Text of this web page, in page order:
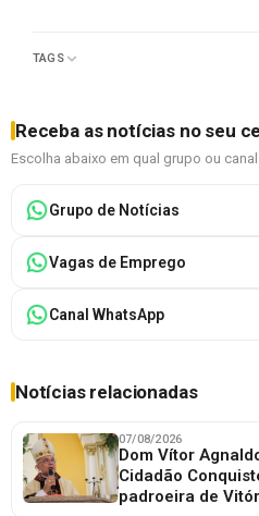
TAGS
Receba as notícias no seu
Escolha abaixo em qual grupo ou
Grupo de Notícias
Vagas de Emprego
Canal WhatsApp
Notícias relacionadas
07/08/2026
Dom Vítor
Cidadão
padroeira de